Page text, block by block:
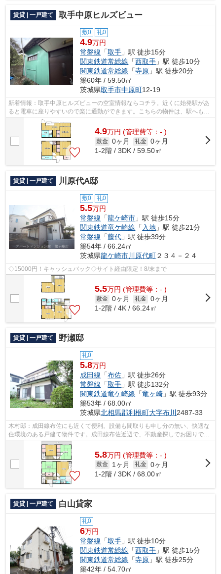
賃貸 | 一戸建て 取手中原ヒルズビュー
敷0 礼0
4.9万円
常磐線 「取手 」駅 徒歩15分
関東鉄道常総線 「西取手 」駅 徒歩10分
関東鉄道常総線 「寺原 」駅 徒歩20分
築60年 / 59.50㎡
茨城県取手市中原町12-19
新着情報：取手中原ヒルズビューの空室情報ならコチラ。近くに始発駅があ
ると電車に座りやすいので楽に通勤ができます。こちらの物件は、駅へも徒
歩15分と歩いてアクセスできます。片...
4.9万円 (管理費等：- )
敷金 0ヶ月 礼金 0ヶ月
1-2階 / 3DK / 59.50㎡
賃貸 | 一戸建て 川原代A邸
敷0 礼0
5.5万円
常磐線 「龍ケ崎市 」駅 徒歩15分
関東鉄道竜ケ崎線 「 入地 」駅 徒歩21分
常磐線 「藤代 」駅 徒歩39分
築54年 / 66.24㎡
茨城県龍ケ崎市川原代町２３４－２４
◇15000円！キャッシュバック◇サイト経由限定！8/末まで
5.5万円 (管理費等：- )
敷金 0ヶ月 礼金 0ヶ月
1-2階 / 4K / 66.24㎡
賃貸 | 一戸建て 野瀬邸
礼0
5.8万円
成田線 「布佐 」駅 徒歩26分
常磐線 「取手 」駅 徒歩132分
関東鉄道竜ケ崎線 「竜ヶ崎 」駅 徒歩93分
築53年 / 68.00㎡
茨城県北相馬郡利根町大字布川2487-33
木村邸：成田線布佐にも近くて便利。設備も間取りも申し分の無い、快適な
住環境のある戸建て物件です。成田線布佐近辺で、不動産探しでお困りでし
たら、まずはアパートマンション館 ...
5.8万円 (管理費等：- )
敷金 1ヶ月 礼金 0ヶ月
1-2階 / 3DK / 68.00㎡
賃貸 | 一戸建て 白山貸家
礼0
6万円
常磐線 「取手 」駅 徒歩10分
関東鉄道常総線 「西取手 」駅 徒歩15分
関東鉄道常総線 「寺原 」駅 徒歩25分
築42年 / 54.70㎡